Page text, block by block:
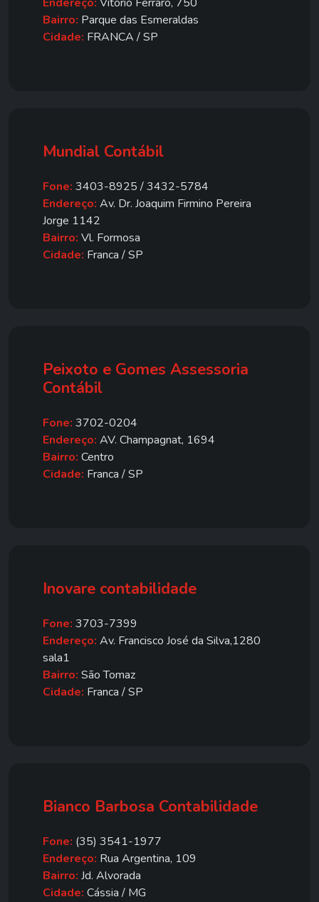
Bairro: Parque das Esmeraldas
Cidade: FRANCA / SP
Mundial Contábil
Fone: 3403-8925 / 3432-5784
Endereço: Av. Dr. Joaquim Firmino Pereira
Jorge 1142
Bairro: Vl. Formosa
Cidade: Franca / SP
Peixoto e Gomes Assessoria
Contábil
Fone: 3702-0204
Endereço: AV. Champagnat, 1694
Bairro: Centro
Cidade: Franca / SP
Inovare contabilidade
Fone: 3703-7399
Endereço: Av. Francisco José da Silva,1280
sala1
Bairro: São Tomaz
Cidade: Franca / SP
Bianco Barbosa Contabilidade
Fone: (35) 3541-1977
Endereço: Rua Argentina, 109
Bairro: Jd. Alvorada
Cidade: Cássia / MG